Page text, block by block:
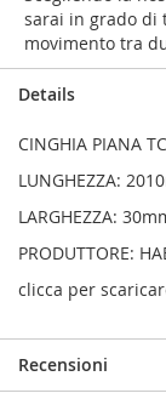
sarai in grado di
movimento tra
Details
CINGHIA PIANA
LUNGHEZZA:
LARGHEZZA:
PRODUTTORE:
clicca per
Recensioni